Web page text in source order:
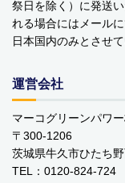
MARNA マーナ
nailmatic
sonnet
橋本クロス
祭日を除く）に発送
れる場合にはメール
日本国内のみとさせて
運営会社
マーコグリーンパワ
〒300-1206
茨城県牛久市ひたち
TEL：0120-824-724